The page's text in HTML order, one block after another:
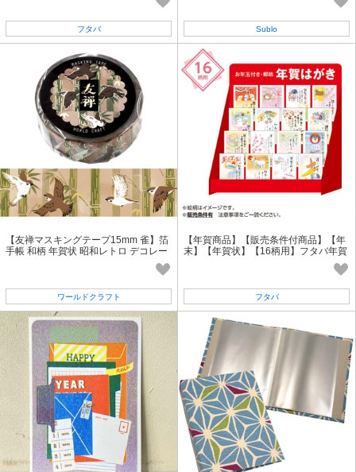
フタバ Sublo
【友禅マスキングテープ15mm 雀】箔
手帳 和柄 年賀状 昭和レトロ デコレー
ワールドクラフト
【年賀商品】【販売条件付商品】【年
末】【年賀状】【16柄用】フタバ年賀
フタバ